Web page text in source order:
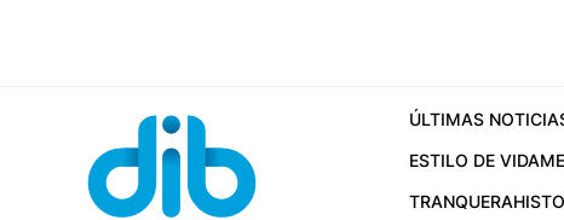
ÚLTIMAS
ESTILO DE VIDA
TRANQUERA